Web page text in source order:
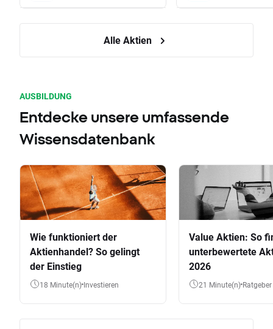
Alle Aktien
AUSBILDUNG
Entdecke unsere umfassende
Wissensdatenbank
Wie funktioniert der
Aktienhandel? So gelingt
der Einstieg
18 Minute(n) Investieren
Value Aktien: So
unterbewertete
2026
21 Minute(n) Ratgeber